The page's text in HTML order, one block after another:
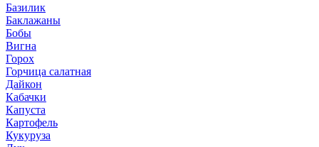
Базилик
Баклажаны
Бобы
Вигна
Горох
Горчица салатная
Дайкон
Кабачки
Капуста
Картофель
Кукуруза